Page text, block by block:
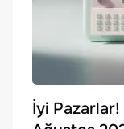
İyi